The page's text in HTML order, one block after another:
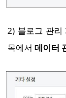
2) 블로그 관리
목에서 데이터